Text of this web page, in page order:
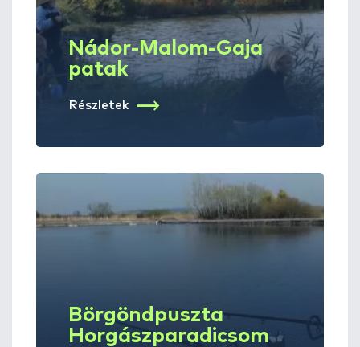
Nádor-Malom-Gaja
patak
Részletek
Börgöndpuszta
Horgászparadicsom